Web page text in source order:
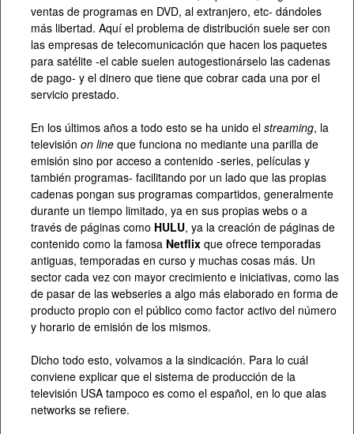
ventas de programas en DVD, al extranjero, etc- dándoles
más libertad. Aquí el problema de distribución suele ser con
las empresas de telecomunicación que hacen los paquetes
para satélite -el cable suelen autogestionárselo las cadenas
de pago- y el dinero que tiene que cobrar cada una por el
servicio prestado.
En los últimos años a todo esto se ha unido el streaming, la
televisión on line que funciona no mediante una parilla de
emisión sino por acceso a contenido -series, películas y
también programas- facilitando por un lado que las propias
cadenas pongan sus programas compartidos, generalmente
durante un tiempo limitado, ya en sus propias webs o a
través de páginas como HULU, ya la creación de páginas de
contenido como la famosa Netflix que ofrece temporadas
antiguas, temporadas en curso y muchas cosas más. Un
sector cada vez con mayor crecimiento e iniciativas, como las
de pasar de las webseries a algo más elaborado en forma de
producto propio con el público como factor activo del número
y horario de emisión de los mismos.
Dicho todo esto, volvamos a la sindicación. Para lo cuál
conviene explicar que el sistema de producción de la
televisión USA tampoco es como el español, en lo que alas
networks se refiere.